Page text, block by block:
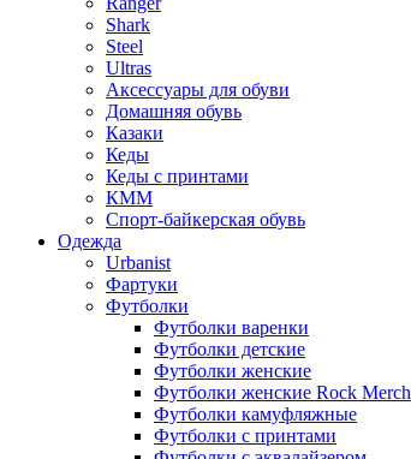
Shark
Steel
Ultras
Аксессуары для обуви
Домашняя обувь
Казаки
Кеды
Кеды с принтами
КММ
Спорт-байкерская обувь
Одежда
Urbanist
Фартуки
Футболки
Футболки варенки
Футболки детские
Футболки женские
Футболки женские Rock Merch
Футболки камуфляжные
Футболки с принтами